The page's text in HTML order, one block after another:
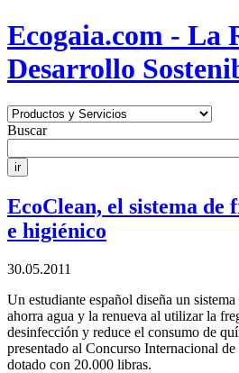
Ecogaia.com - La
Desarrollo
Buscar
EcoClean, el sistema de
e higiénico
30.05.2011
Un estudiante español diseña un
ahorra agua y la renueva al utilizar la
desinfección y reduce el consumo de
presentado al Concurso Internacional
dotado con 20.000 libras.